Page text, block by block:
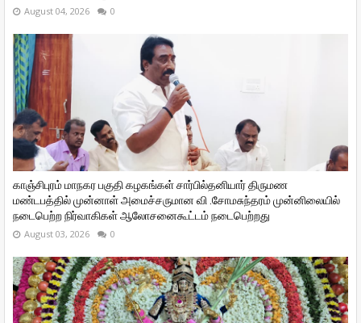
August 04, 2026 0
காஞ்சிபுரம் மாநகர பகுதி கழகங்கள் சார்பில்தனியார் திருமண
மண்டபத்தில் முன்னாள் அமைச்சருமான வி ‌.சோமசுந்தரம் முன்னிலையில்
நடைபெற்ற நிர்வாகிகள் ஆலோசனைகூட்டம் நடைபெற்றது
August 03, 2026 0